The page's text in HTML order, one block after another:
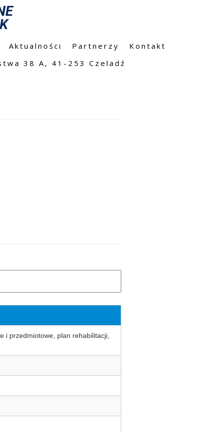
Aktualności Partnerzy
Kontakt
38 A, 41-253 Czeladź
i przedmiotowe, plan rehabilitacji,